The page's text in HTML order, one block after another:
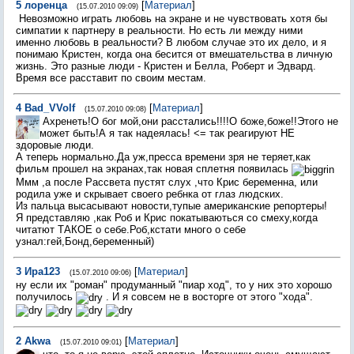
5 лоренца (15.07.2010 09:09) [Материал]
Невозможно играть любовь на экране и не чувствовать хотя бы
симпатии к партнеру в реальности. Но есть ли между ними
именно любовь в реальности? В любом случае это их дело, и я
понимаю Кристен, когда она бесится от вмешательства в личную
жизнь. Это разные люди - Кристен и Белла, Роберт и Эдвард.
Время все расставит по своим местам.
4 Bad_VVolf (15.07.2010 09:08) [Материал]
Ахренеть!О бог мой,они расстались!!!!О боже,боже!!Этого не
может быть!А я так надеялась! <= так реагируют НЕ
здоровые люди.
А теперь нормально.Да уж,пресса времени зря не теряет,как
фильм прошел на экранах,так новая сплетня появилась
Ммм ,а после Рассвета пустят слух ,что Крис беременна, или
родила уже и скрывает своего ребнка от глаз людских.
Из пальца высасывают новости,тупые американские репортеры!
Я представляю ,как Роб и Крис покатываються со смеху,когда
читатют ТАКОЕ о себе.Роб,кстати много о себе
узнал:гей,Бонд,беременный)
3 Ира123 (15.07.2010 09:06) [Материал]
ну если их "роман" продуманный "пиар ход", то у них это хорошо
получилось
. И я совсем не в восторге от этого "хода".
2 Akwa (15.07.2010 09:01) [Материал]